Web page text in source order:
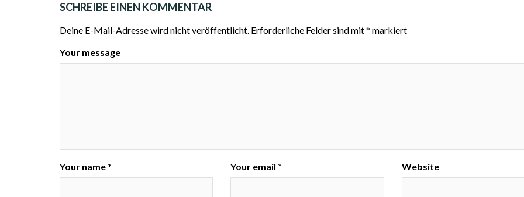
SCHREIBE EINEN KOMMENTAR
Deine E-Mail-Adresse wird nicht veröffentlicht. Erforderliche Felder sind mit* markiert
Your message
Your name * Your email * Website